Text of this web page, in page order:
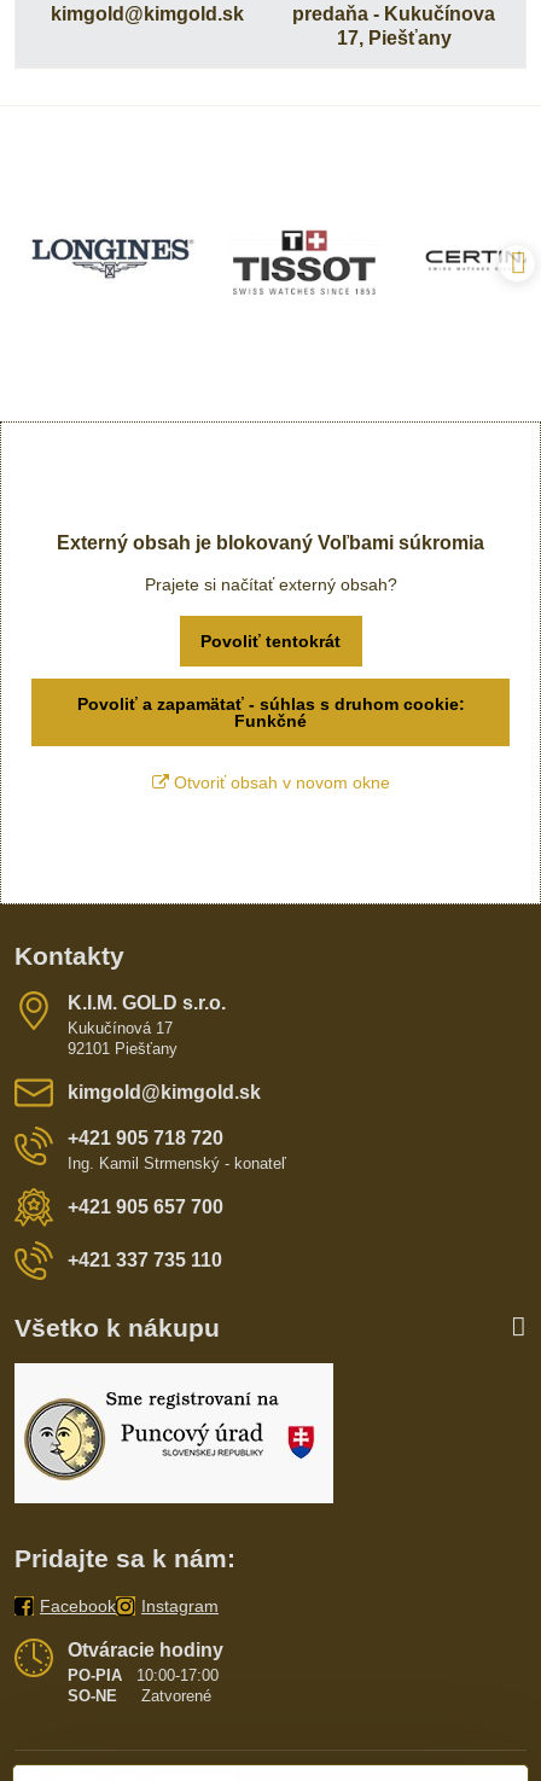
kimgold​@kimgold​.sk
predaňa - Kukučínova
17, Piešťany
Externý obsah je blokovaný Voľbami súkromia
Prajete si načítať externý obsah?
Povoliť tentokrát
Povoliť a zapamätať - súhlas s druhom cookie:
Funkčné
Otvoriť obsah v novom okne
Kontakty
K​​.I​​.M​​. GOLD s​​.r​​.o​​.
Kukučínová 17
92101 Piešťany
kimgold​@kimgold​.sk
+421 905 718 720
Ing. Kamil Strmenský - konateľ
+421 905 657 700
+421 337 735 110
Všetko k nákupu
Pridajte sa k nám:
Facebook Instagram
Otváracie hodiny
PO-PIA
10:00-17:00
SO-NE Zatvorené